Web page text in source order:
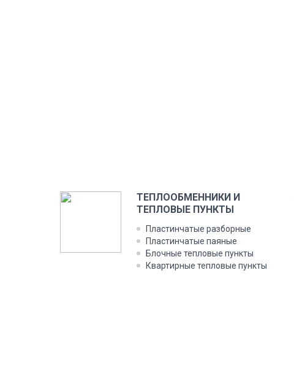
ТЕПЛООБМЕННИКИ И
ТЕПЛОВЫЕ ПУНКТЫ
Пластинчатые разборные
Пластинчатые паяные
Блочные тепловые пункты
Квартирные тепловые пункты